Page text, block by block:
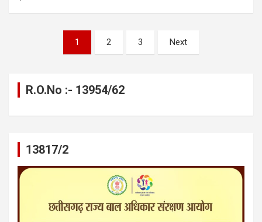
pagination
1 2 3 Next
R.O.No :- 13954/62
13817/2